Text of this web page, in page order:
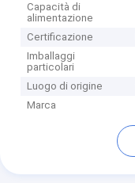
Capacità di
alimentazione
Certificazione
Imballaggi
particolari
Luogo di origine
Marca